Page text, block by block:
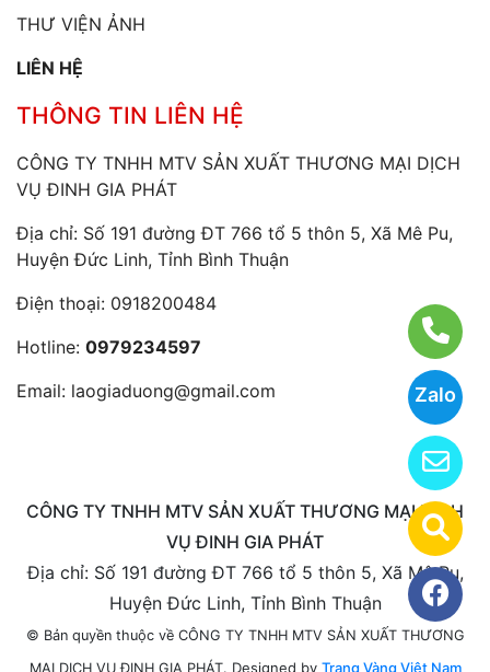
Zalo
THƯ VIỆN ẢNH
LIÊN HỆ
THÔNG TIN LIÊN HỆ
CÔNG TY TNHH MTV SẢN XUẤT THƯƠNG MẠI DỊCH
VỤ ĐINH GIA PHÁT
Địa chỉ: Số 191 đường ĐT 766 tổ 5 thôn 5, Xã Mê Pu,
Huyện Đức Linh, Tỉnh Bình Thuận
Điện thoại: 0918200484
Hotline: 0979234597
Email: laogiaduong@gmail.com
CÔNG TY TNHH MTV SẢN XUẤT THƯƠNG MẠI DỊCH
VỤ ĐINH GIA PHÁT
Địa chỉ: Số 191 đường ĐT 766 tổ 5 thôn 5, Xã Mê Pu,
Huyện Đức Linh, Tỉnh Bình Thuận
© Bản quyền thuộc về CÔNG TY TNHH MTV SẢN XUẤT THƯƠNG
MẠI DỊCH VỤ ĐINH GIA PHÁT. Designed by Trang Vàng Việt Nam